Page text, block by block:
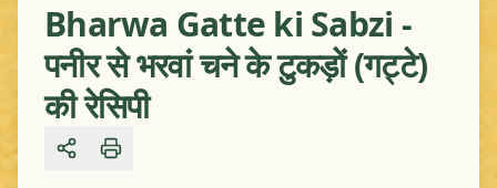
Bharwa Gatte ki Sabzi -
पनीर से भरवां चने के टुकड़ों (गट्टे)
की रेसिपी
Share